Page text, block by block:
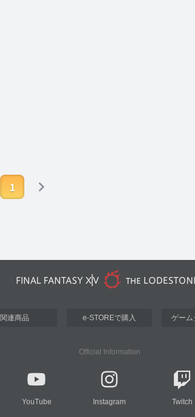
1
関連商品 e-STOREで購入 ゲーム
Official Information
YouTube Instagram Twitch